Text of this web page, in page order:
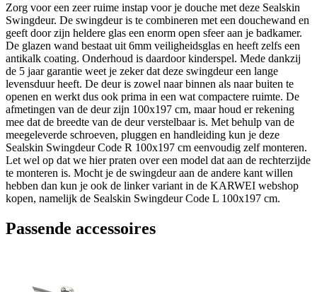
Zorg voor een zeer ruime instap voor je douche met deze Sealskin
Swingdeur. De swingdeur is te combineren met een douchewand en
geeft door zijn heldere glas een enorm open sfeer aan je badkamer.
De glazen wand bestaat uit 6mm veiligheidsglas en heeft zelfs een
antikalk coating. Onderhoud is daardoor kinderspel. Mede dankzij
de 5 jaar garantie weet je zeker dat deze swingdeur een lange
levensduur heeft. De deur is zowel naar binnen als naar buiten te
openen en werkt dus ook prima in een wat compactere ruimte. De
afmetingen van de deur zijn 100x197 cm, maar houd er rekening
mee dat de breedte van de deur verstelbaar is. Met behulp van de
meegeleverde schroeven, pluggen en handleiding kun je deze
Sealskin Swingdeur Code R 100x197 cm eenvoudig zelf monteren.
Let wel op dat we hier praten over een model dat aan de rechterzijde
te monteren is. Mocht je de swingdeur aan de andere kant willen
hebben dan kun je ook de linker variant in de KARWEI webshop
kopen, namelijk de Sealskin Swingdeur Code L 100x197 cm.
Passende accessoires